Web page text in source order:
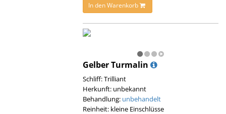
In den Warenkorb
Gelber Turmalin
Schliff: Trilliant
Herkunft: unbekannt
Behandlung: unbehandelt
Reinheit: kleine Einschlüsse